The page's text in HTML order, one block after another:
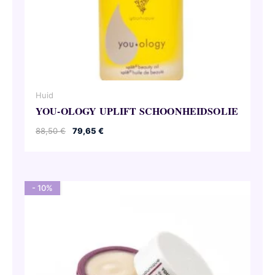
Huid
YOU-OLOGY UPLIFT SCHOONHEIDSOLIE
88,50€
Oorspronkelijke
79,65 €Huidige
- 10%